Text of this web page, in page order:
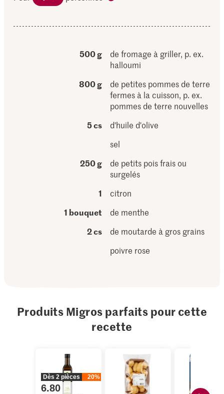
500 g
de fromage à griller, p. ex.
halloumi
800 g
de petites pommes de terre
fermes à la cuisson, p. ex.
pommes de terre nouvelles
5 cs
d'huile d'olive
sel
250 g
de petits pois frais ou
surgelés
1
citron
1 bouquet
de menthe
2 cs
de moutarde à gros grains
poivre rose
Produits Migros parfaits pour cette
recette
Dès 2 pièces 20%
6.80